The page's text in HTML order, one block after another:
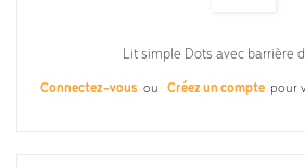
Lit simple Dots avec barrière
Connectez-vous ou Créez un compte pour